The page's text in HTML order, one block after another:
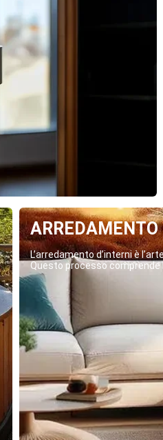
ARREDAMENTO
L’arredamento d’interni è
Questo processo comprende